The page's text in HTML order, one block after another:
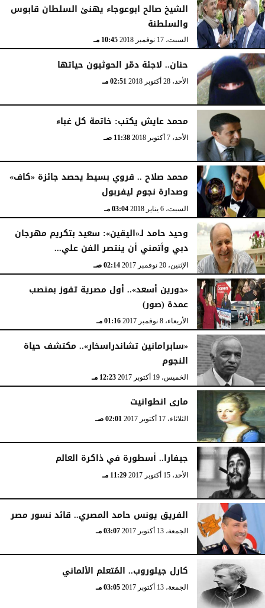
الشيخ صالح ابوعوجاء يهنئ السلطان قابوس
والسلطنة
السبت، 17 نوفمبر 2018 10:45 مـ
حنان.. لاجئة دمّر الحوثيون حياتها
الأحد، 28 أكتوبر 2018 02:51 مـ
محمد عايش يكتب: خاتمة كل غباء
الأحد، 7 أكتوبر 2018 11:38 صـ
محمد صلاح .. قروي بسيط يحصد جائزة «كاف»
وصدارة نجوم ليفربول
السبت، 6 يناير 2018 03:04 مـ
وحيد حامد لـ«اليقين»: سعيد بتكريم مهرجان
دبي وأتمني أن ينتصر الفن علي...
الإثنين، 20 نوفمبر 2017 02:14 صـ
«دورين أسعد».. أول مصرية تفوز بمنصب
عمدة (صور)
الأربعاء، 8 نوفمبر 2017 01:16 مـ
«سابرامانين تشاندراسخار».. مكتشف حياة
النجوم
الخميس، 19 أكتوبر 2017 12:23 مـ
مارى انطوانيت
الثلاثاء، 17 أكتوبر 2017 02:01 صـ
جيفارا.. أسطورة في ذاكرة العالم
الأحد، 15 أكتوبر 2017 11:29 مـ
الفريق يونس حامد المصري.. قائد نسور مصر
الجمعة، 13 أكتوبر 2017 03:07 مـ
كارل جيلوروب.. المُتعلم الألماني
الجمعة، 13 أكتوبر 2017 03:05 مـ